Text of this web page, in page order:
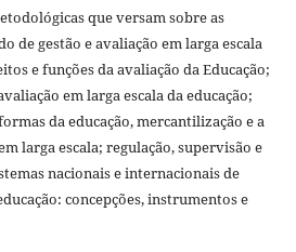
que versam sobre as
de gestão e avaliação em larga escala
e funções da avaliação da Educação;
em larga escala da educação;
da educação, mercantilização e a
larga escala; regulação, supervisão e
nacionais e internacionais de
concepções, instrumentos e